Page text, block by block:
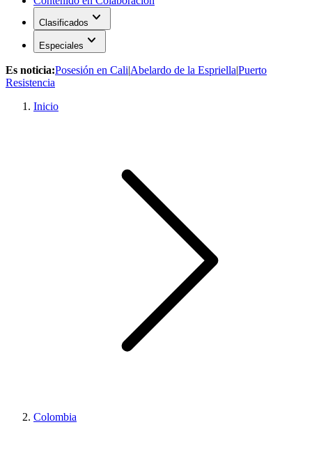
Clasificados expand_more
Especiales expand_more
Es noticia:Posesión en Cali|Abelardo de la Espriella|Puerto
Resistencia
Inicio
Colombia